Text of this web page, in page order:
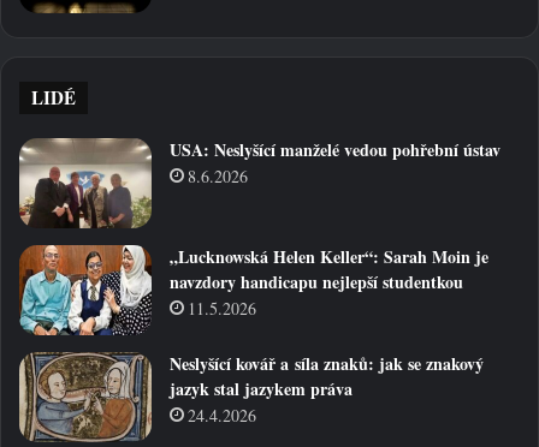
LIDÉ
USA: Neslyšící manželé vedou pohřební ústav
8.6.2026
„Lucknowská Helen Keller“: Sarah Moin je
navzdory handicapu nejlepší studentkou
11.5.2026
Neslyšící kovář a síla znaků: jak se znakový
jazyk stal jazykem práva
24.4.2026